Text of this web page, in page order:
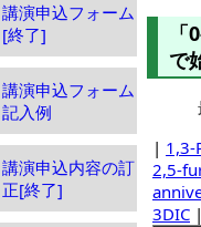
講演申込フォーム
[終了]
講演申込フォーム
記入例
講演申込内容の訂
正[終了]
「
で
| 1,3-
2,5-
3DIC |